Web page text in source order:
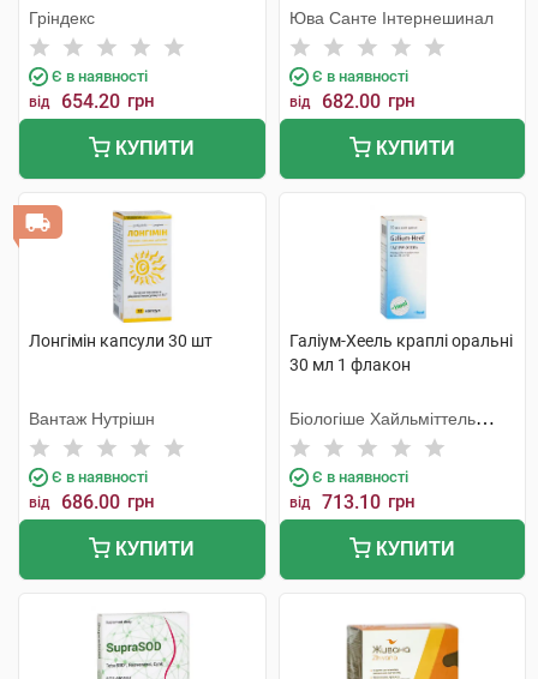
Гріндекс
Є в наявності
від 654.20 грн
КУПИТИ
Юва Санте Інтернешинал
Є в наявності
від 682.00 грн
КУПИТИ
Лонгімін капсули 30 шт
Вантаж Нутрішн
Є в наявності
від 686.00 грн
КУПИТИ
Галіум-Хеель краплі оральні
30 мл 1 флакон
Біологіше Хайльміттель
Хеель
Є в наявності
від 713.10 грн
КУПИТИ